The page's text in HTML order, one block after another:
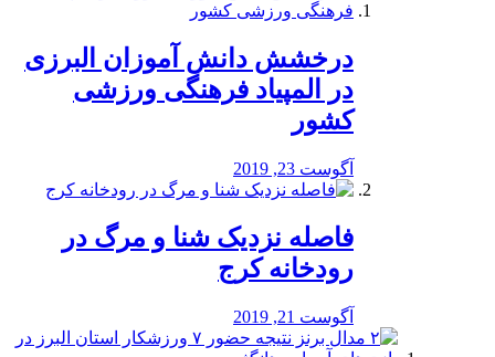
درخشش دانش آموزان البرزی
در المپیاد فرهنگی ورزشی
کشور
آگوست 23, 2019
️فاصله نزدیک شنا و مرگ در
رودخانه کرج
آگوست 21, 2019